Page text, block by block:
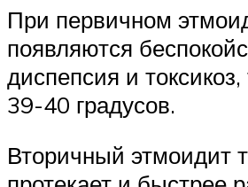
При первичном
появляются
диспепсия и
39-40 градусов.
Вторичный этмоидит